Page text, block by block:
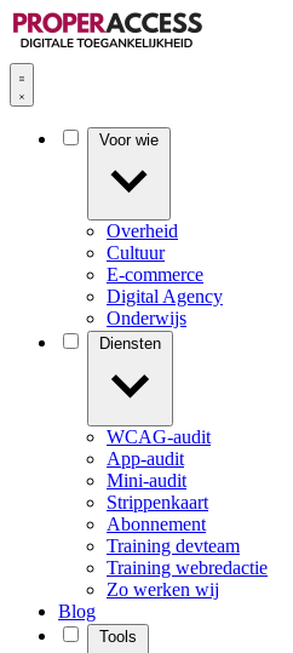
Overheid
Cultuur
E-commerce
Digital Agency
Onderwijs
WCAG-audit
App-audit
Mini-audit
Strippenkaart
Abonnement
Training devteam
Training webredactie
Zo werken wij
Blog